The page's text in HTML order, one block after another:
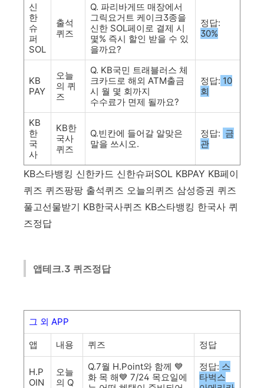
신
한
슈
퍼
SOL
출석
퀴즈
Q. 파리바게뜨 매장에서
그릭요거트 케이크3종을
신한 SOL페이로 결제 시
몇% 즉시 할인 받을 수 있
을까요?
정답:
30%
KB
PAY
오늘
의 퀴
즈
Q. KB국민 트래블러스 체
크카드로 해외 ATM출금
시 월 몇 회까지
수수료가 면제 될까요?
정답: 10
회
KB
한
국
사
KB한
국사
퀴즈
Q.빈칸에 들어갈 알맞은
말을 쓰시오.
정답: 금
관
KB스타뱅킹 신한카드 신한슈퍼SOL KBPAY KB페이
퀴즈 퀴즈팡팡 출석퀴즈 오늘의퀴즈 삼성증권 퀴즈
풀고선물받기 KB한국사퀴즈 KB스타뱅킹 한국사 퀴
즈정답
앱테크.3 퀴즈정답
그 외 APP
앱 내용 퀴즈 정답
H.P
OIN
오늘
의 Q
Q.7월 H.Point와 함께 💙
화 목 해💙 7/24 목요일에
정답: 스
타벅스